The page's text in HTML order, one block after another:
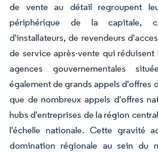
de vente au détail regroupent
périphérique de la capitale,
d'installateurs, de revendeurs
de service après-vente qui réduisent
agences gouvernementales
également de grands appels d'offres
que de nombreux appels d'offres
hubs d'entreprises de la région
l'échelle nationale. Cette gravité
domination régionale au sein du